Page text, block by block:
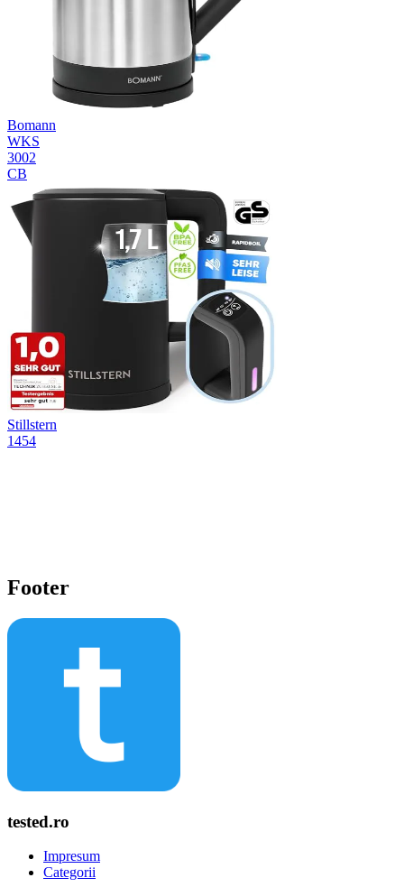
Bomann
WKS
3002
CB
Stillstern
1454
Footer
tested.ro
Impresum
Categorii